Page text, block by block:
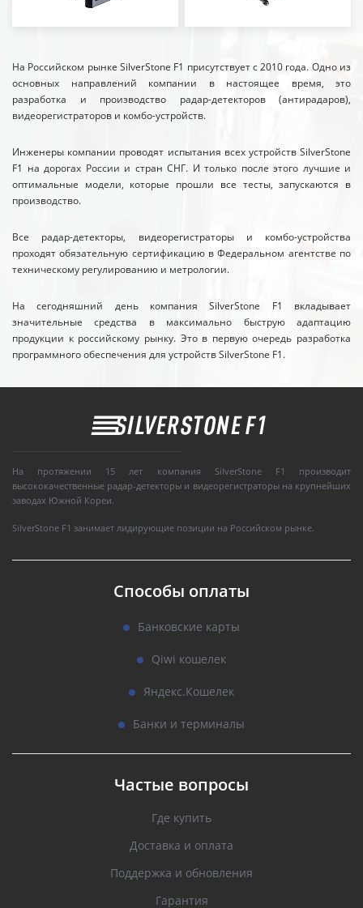
На Российском рынке SilverStone F1 присутствует с 2010 года. Одно из
основных направлений компании в настоящее время, это
разработка и производство радар-детекторов (антирадаров),
видеорегистраторов и комбо-устройств.
Инженеры компании проводят испытания всех устройств SilverStone
F1 на дорогах России и стран СНГ. И только после этого лучшие и
оптимальные модели, которые прошли все тесты, запускаются в
производство.
Все радар-детекторы, видеорегистраторы и комбо-устройства
проходят обязательную сертификацию в Федеральном агентстве по
техническому регулированию и метрологии.
На сегодняшний день компания SilverStone F1 вкладывает
значительные средства в максимально быструю адаптацию
продукции к российскому рынку. Это в первую очередь разработка
программного обеспечения для устройств SilverStone F1.
На протяжении 15 лет компания SilverStone F1 производит
высококачественные радар-детекторы и видеорегистраторы на крупнейших
заводах Южной Кореи.
SilverStone F1 занимает лидирующие позиции на Российском рынке.
Способы оплаты
Банковские карты
Qiwi кошелек
Яндекс.Кошелек
Банки и терминалы
Частые вопросы
Где купить
Доставка и оплата
Поддержка и обновления
Гарантия